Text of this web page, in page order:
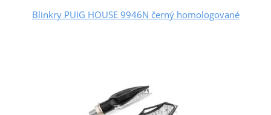
Blinkry PUIG HOUSE 9946N černý homologované